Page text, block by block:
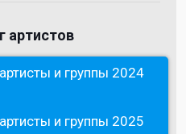
артистов
и группы 2024
и группы 2025